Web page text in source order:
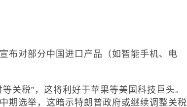
布对部分中国进口产品（如智能手机、电
关税”，这将利好于苹果等美国科技巨头。
期选举，这暗示特朗普政府或继续调整关税